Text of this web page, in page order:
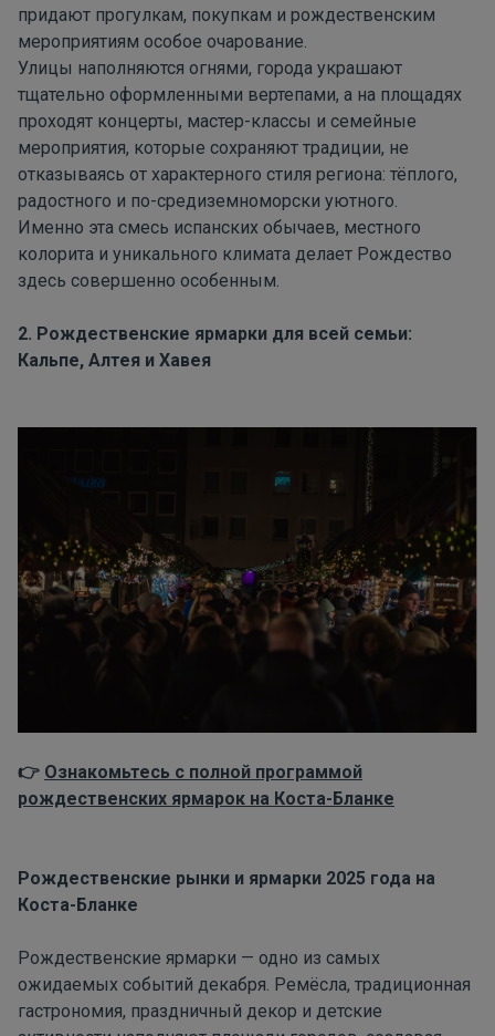
придают прогулкам, покупкам и рождественским
мероприятиям особое очарование.
Улицы наполняются огнями, города украшают
тщательно оформленными вертепами, а на площадях
проходят концерты, мастер-классы и семейные
мероприятия, которые сохраняют традиции, не
отказываясь от характерного стиля региона: тёплого,
радостного и по-средиземноморски уютного.
Именно эта смесь испанских обычаев, местного
колорита и уникального климата делает Рождество
здесь совершенно особенным.
2. Рождественские ярмарки для всей семьи:
Кальпе, Алтея и Хавея
👉 Ознакомьтесь с полной программой
рождественских ярмарок на Коста-Бланке
Рождественские рынки и ярмарки 2025 года на
Коста-Бланке
Рождественские ярмарки — одно из самых
ожидаемых событий декабря. Ремёсла, традиционная
гастрономия, праздничный декор и детские